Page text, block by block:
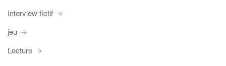
Interview fictif
jeu
Lecture